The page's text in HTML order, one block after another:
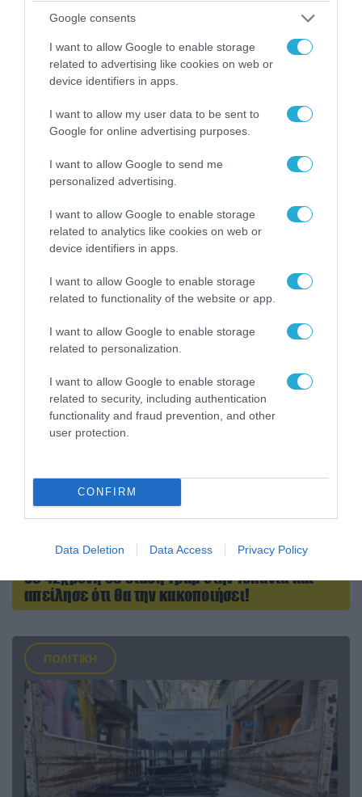
Google consents
I want to allow Google to enable storage
related to advertising like cookies on web or
device identifiers in apps.
I want to allow my user data to be sent to
Google for online advertising purposes.
I want to allow Google to send me
personalized advertising.
I want to allow Google to enable storage
related to analytics like cookies on web or
device identifiers in apps.
I want to allow Google to enable storage
related to functionality of the website or app.
I want to allow Google to enable storage
related to personalization.
I want to allow Google to enable storage
related to security, including authentication
functionality and fraud prevention, and other
user protection.
CONFIRM
Data Deletion Data Access Privacy Policy
αιφνιδιαστική προώθηση των Ρώσων (βίντεο)
05.08.2026 | 15:02
περιστατικό με το προεδρικό ελικόπτερο
Marine One που μετέφερε τον Ν.Τραμπ
Μαροκινός παράνομος μετανάστης επιτέθηκε
σε 42χρονη σε στάση Τραμ στην Ισπανία και
απείλησε ότι θα την κακοποιήσει!
ΠΟΛΙΤΙΚΗ